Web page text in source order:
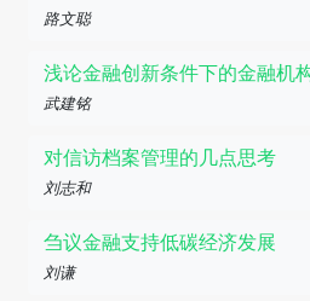
路文聪
浅论金融创新条件下的金融机
武建铭
对信访档案管理的几点思考
刘志和
刍议金融支持低碳经济发展
刘谦